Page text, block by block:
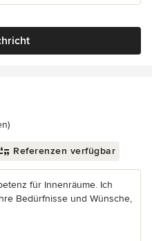
von 5 Sternen
Referenzen verfügbar
für Innenräume. Ich
Bedürfnisse und Wünsche,